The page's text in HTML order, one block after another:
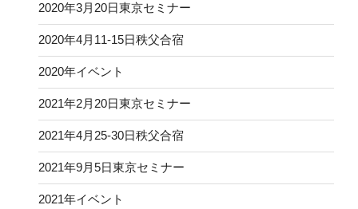
2020年3月20日東京セミナー
2020年4月11-15日秩父合宿
2020年イベント
2021年2月20日東京セミナー
2021年4月25-30日秩父合宿
2021年9月5日東京セミナー
2021年イベント